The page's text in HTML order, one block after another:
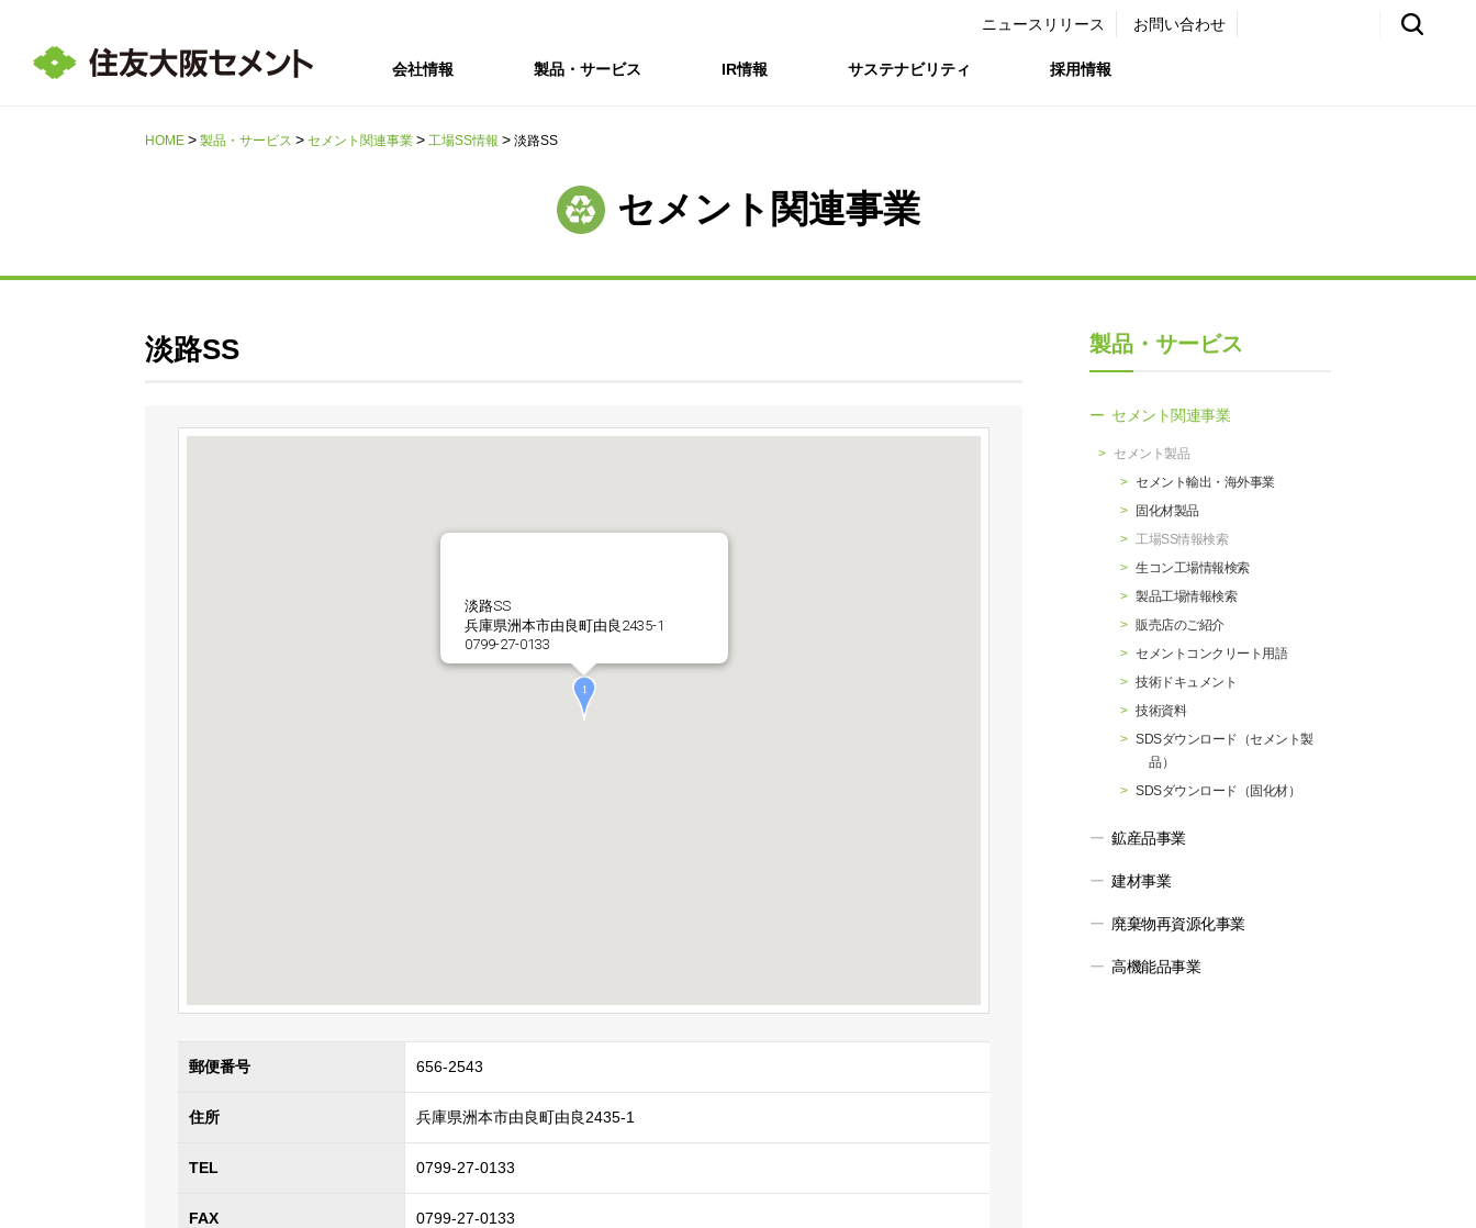
会社情報
会社概要
コーポレートガバナンス
マテリアリティ・SDGs
製品・サービス IR情報
IRニュース
財務・業績推移
サステナビリティ
企業理念・環境理念・行動指針
SOCN2050
Enviroment（環境）
採用情報
新卒採用サイト（全国勤務コース）
ニュースリリース お問い合わせ
HOME 製品・サービス セメント関連事業 工場SS情報 淡路SS
セメント関連事業
淡路SS
淡路SS
兵庫県洲本市由良町由良2435-1
0799-27-0133
郵便番号 656-2543
住所 兵庫県洲本市由良町由良2435-1
TEL 0799-27-0133
FAX 0799-27-0133
製品・サービス
セメント関連事業
セメント製品
セメント輸出・海外事業
固化材製品
工場SS情報検索
生コン工場情報検索
製品工場情報検索
販売店のご紹介
セメントコンクリート用語
技術ドキュメント
技術資料
SDSダウンロード（セメント製
品）
SDSダウンロード（固化材）
鉱産品事業
建材事業
廃棄物再資源化事業
高機能品事業